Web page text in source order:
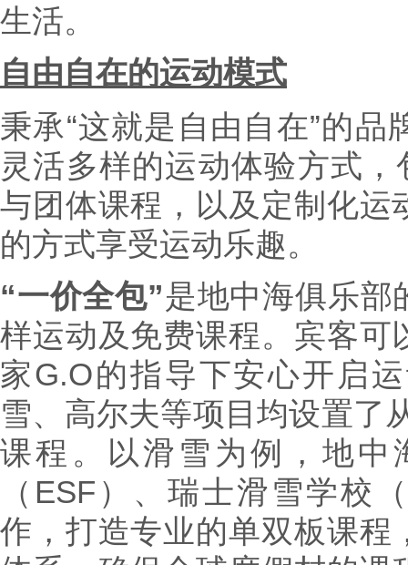
生活。
自由自在的运动模式
秉承“这就是自由自在”的
灵活多样的运动体验方式，
与团体课程，以及定制化运
的方式享受运动乐趣。
“一价全包”是地中海俱乐部
样运动及免费课程。宾客可
家G.O的指导下安心开启
雪、高尔夫等项目均设置了
课程。以滑雪为例，地中
（ESF）、瑞士滑雪学校
作，打造专业的单双板课程